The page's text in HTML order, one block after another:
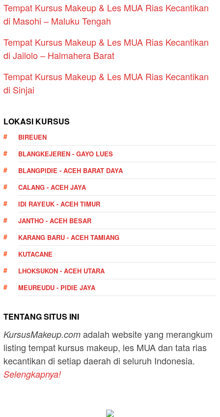
Tempat Kursus Makeup & Les MUA Rias Kecantikan
di Masohi – Maluku Tengah
Tempat Kursus Makeup & Les MUA Rias Kecantikan
di Jailolo – Halmahera Barat
Tempat Kursus Makeup & Les MUA Rias Kecantikan
di Sinjai
LOKASI KURSUS
BIREUEN
BLANGKEJEREN - GAYO LUES
BLANGPIDIE - ACEH BARAT DAYA
CALANG - ACEH JAYA
IDI RAYEUK - ACEH TIMUR
JANTHO - ACEH BESAR
KARANG BARU - ACEH TAMIANG
KUTACANE
LHOKSUKON - ACEH UTARA
MEUREUDU - PIDIE JAYA
TENTANG SITUS INI
KursusMakeup.com adalah website yang merangkum
listing tempat kursus makeup, les MUA dan tata rias
kecantikan di setiap daerah di seluruh Indonesia.
Selengkapnya!